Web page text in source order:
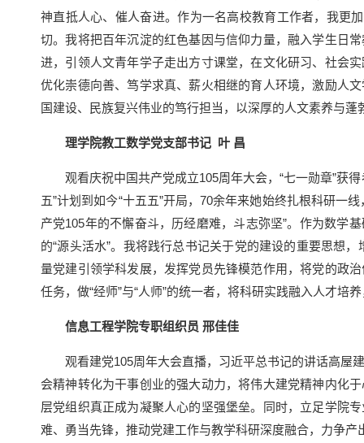
神直抵人心、催人奋进。作为一名高校教育工作者，我更
切。我将把百年沉淀的红色基因与信仰力量，融入学生日
进，引领人文青年学子走出方寸课堂，在文化研习、社会
优化崇德向善、笃学求真、薪火相继的育人环境，激励人
国建设、民族复兴伟业的笃行担当，以深厚的人文素养与
理学院教工数学党支部书记 叶 昌
观看庆祝中国共产党成立105周年大会，“七一勋章”获得
五”计划到如今“十五五”开局，70余年来她始终扎根科研一
产党105年的不懈奋斗，历经磨难，斗志弥坚”。作为数学
的“源头活水”。我将践行总书记关于党的建设的重要思想
量党建引领学科发展，发挥党员先锋模范作用，将党的政
任务，做“经师”与“人师”的统一者，将科研实践融入人才培
信息工程学院专职组织员 邢佳佳
观看建党105周年大会直播，习近平总书记的讲话高屋
会精神转化为干事创业的强大动力，将伟大建党精神内化
层党组织真正成为凝聚人心的坚强堡垒。同时，立足学院
难、勇当先锋，推动党建工作与教学科研深度融合，力争